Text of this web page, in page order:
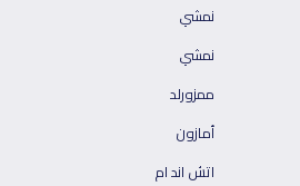
نمشي
نمشي
ممزورلد
أمازون
اتش اند ام